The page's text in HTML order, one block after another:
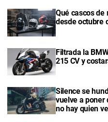
Qué cascos
desde octubre
Filtrada la
215 CV y
Silence se
vuelve a poner
no hay quien